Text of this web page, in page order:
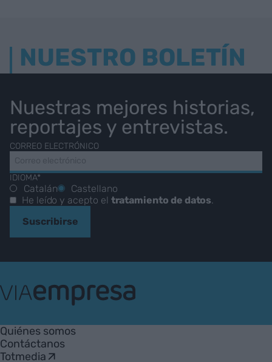
NUESTRO BOLETÍN
Nuestras mejores historias,
reportajes y entrevistas.
CORREO ELECTRÓNICO
IDIOMA*
Catalán
Castellano
He leído y acepto el tratamiento de datos.
Suscribirse
Empresa
Quiénes somos
Contáctanos
Totmedia